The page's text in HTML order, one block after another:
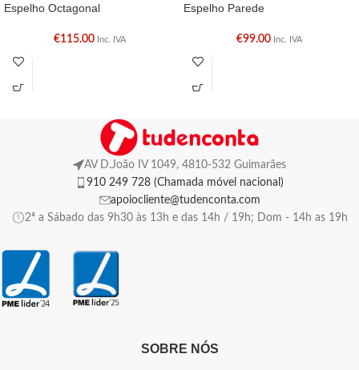
Espelho Octagonal
€115.00 Inc. IVA
Espelho Parede
€99.00 Inc. IVA
AV D.João IV 1049, 4810-532 Guimarães
910 249 728 (Chamada móvel nacional)
apoiocliente@tudenconta.com
2ª a Sábado das 9h30 às 13h e das 14h / 19h; Dom - 14h as 19h
SOBRE NÓS